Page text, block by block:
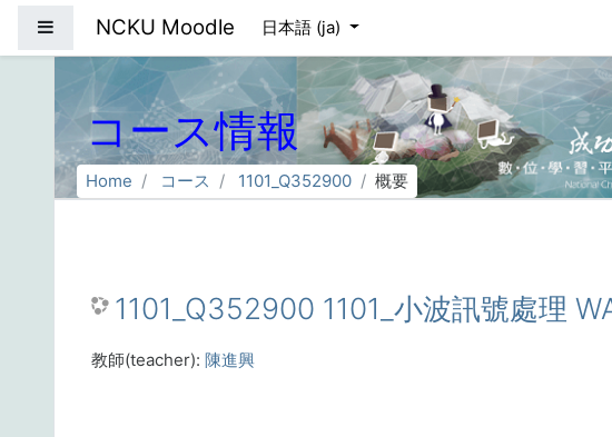
サイドパネル
NCKU Moodle 日本語 ‎(ja)‎
コース情報
Home コース 1101_Q352900 概要
1101_Q352900 1101_小波訊號處理
教師(teacher): 陳進興